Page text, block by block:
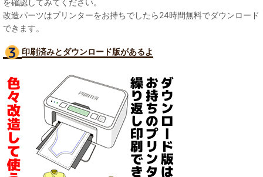
を確認してみてください。
改造パーツはプリンターをお持ちでしたら24時間無料でダウンロード
できます。
印刷済みとダウンロード版があるよ